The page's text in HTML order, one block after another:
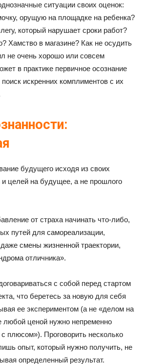
ситуации своих оценок:
орущую на площадке на ребенка?
который нарушает сроки работ?
Хамство в магазине? Как не осудить
не очень хорошо или совсем
в практике первичное осознание
искренних комплиментов с их
будущего исходя из своих
целей на будущее, а не прошлого
от страха начинать что-либо,
путей для самореализации,
смены жизненной траектории,
отличника».
с собой перед стартом
что беретесь за новую для себя
ее экспериментом (а не «делом на
любой ценой нужно непременно
плюсом»). Проговорить несколько
опыт, который нужно получить, не
определенный результат.